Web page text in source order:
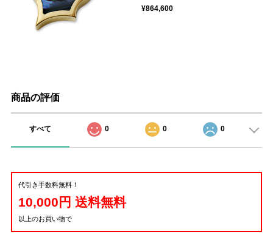
¥864,600
商品の評価
すべて 0 0 0
代引き手数料無料！
10,000円 送料無料
以上のお買い物で